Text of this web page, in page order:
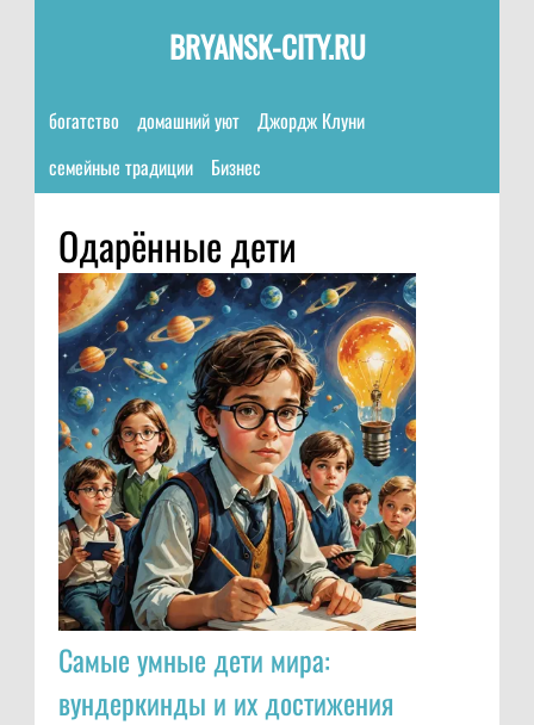
BRYANSK-CITY.RU
богатство домашний уют
Джордж Клуни
семейные традиции
Бизнес
Одарённые дети
Самые умные дети мира:
вундеркинды и их достижения